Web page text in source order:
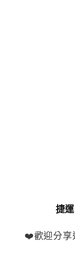
捷
❤️歡迎分享